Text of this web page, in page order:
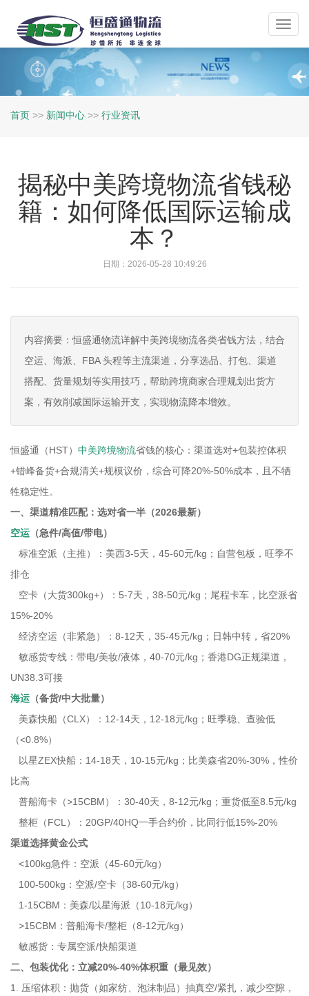
首页 >> 新闻中心 >> 行业资讯
揭秘中美跨境物流省钱秘
籍：如何降低国际运输成
本？
日期：2026-05-28 10:49:26
内容摘要：恒盛通物流详解中美跨境物流各类省钱方法，结合
空运、海派、FBA 头程等主流渠道，分享选品、打包、渠道
搭配、货量规划等实用技巧，帮助跨境商家合理规划出货方
案，有效削减国际运输开支，实现物流降本增效。
恒盛通（HST） 中美跨境物流省钱的核心：渠道选对+包装控体积
+错峰备货+合规清关+规模议价，综合可降20%-50%成本，且不牺
牲稳定性。
一、渠道精准匹配：选对省一半（2026最新）
空运 （急件/高值/带电）
标准空派（主推）：美西3-5天，45-60元/kg；自营包板，旺季不
排仓
空卡（大货300kg+）：5-7天，38-50元/kg；尾程卡车，比空派省
15%-20%
经济空运（非紧急）：8-12天，35-45元/kg；日韩中转，省20%
敏感货专线：带电/美妆/液体，40-70元/kg；香港DG正规渠道，
UN38.3可接
海运 （备货/中大批量）
美森快船（CLX）：12-14天，12-18元/kg；旺季稳、查验低
（<0.8%）
以星ZEX快船：14-18天，10-15元/kg；比美森省20%-30%，性价
比高
普船海卡（>15CBM）：30-40天，8-12元/kg；重货低至8.5元/kg
整柜（FCL）：20GP/40HQ一手合约价，比同行低15%-20%
渠道选择黄金公式
<100kg急件：空派（45-60元/kg）
100-500kg：空派/空卡（38-60元/kg）
1-15CBM：美森/以星海派（10-18元/kg）
>15CBM：普船海卡/整柜（8-12元/kg）
敏感货：专属空派/快船渠道
二、包装优化：立减20%-40%体积重（最见效）
1. 压缩体积：抛货（如家纺、泡沫制品）抽真空/紧扎，减少空隙，